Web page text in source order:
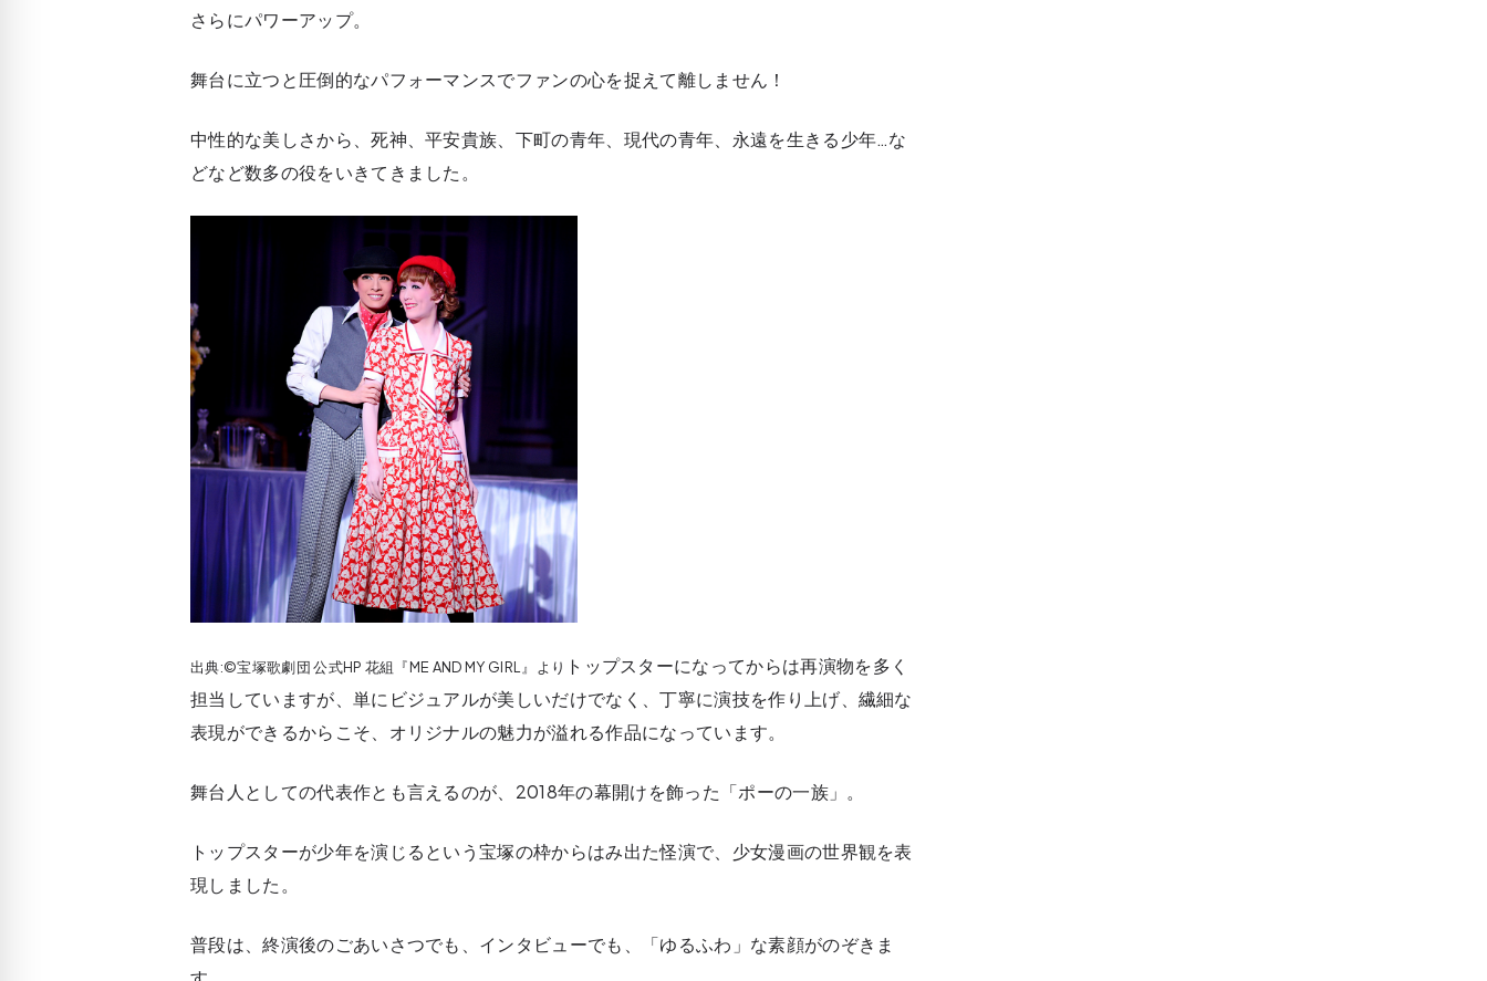
さらにパワーアップ。
舞台に立つと圧倒的なパフォーマンスでファンの心を捉えて離しません！
中性的な美しさから、死神、平安貴族、下町の青年、現代の青年、永遠を生きる少年…な
どなど数多の役をいきてきました。
出典:©宝塚歌劇団 公式HP 花組『ME AND MY GIRL』より トップスターになってからは再演物を多く
担当していますが、単にビジュアルが美しいだけでなく、丁寧に演技を作り上げ、繊細な
表現ができるからこそ、オリジナルの魅力が溢れる作品になっています。
舞台人としての代表作とも言えるのが、2018年の幕開けを飾った「ポーの一族」。
トップスターが少年を演じるという宝塚の枠からはみ出た怪演で、少女漫画の世界観を表
現しました。
普段は、終演後のごあいさつでも、インタビューでも、「ゆるふわ」な素顔がのぞきま